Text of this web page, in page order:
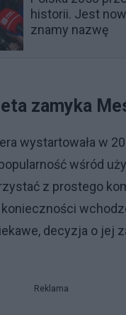
historii. Jest
znamy nazwę
zamyka
wystartowała w
wśród
z prostego
decyzja o jej
Reklama